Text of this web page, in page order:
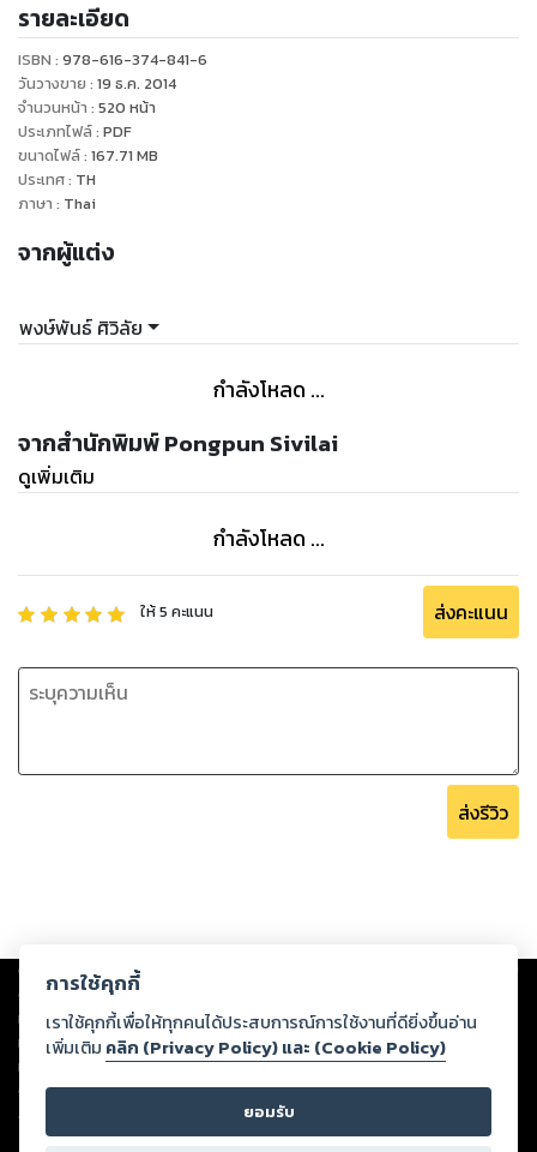
รายละเอียด
ISBN : 978-616-374-841-6
วันวางขาย : 19 ธ.ค. 2014
จำนวนหน้า : 520 หน้า
ประเภทไฟล์: PDF
ขนาดไฟล์: 167.71 MB
ประเทศ: TH
ภาษา : Thai
จากผู้แต่ง
พงษ์พันธ์ ศิวิลัย
กำลังโหลด ...
จากสำนักพิมพ์ Pongpun Sivilai
ดูเพิ่มเติม
กำลังโหลด ...
ให้5 คะแนน ส่งคะแนน
ส่งรีวิว
Copyright © 2026
ต่อผลงานหรือเนื้อหาใดที่อัปโหลดผ่านเว็บไซต์และปรากฏว่าละเมิดสิทธิใน
ทรัพย์สินทางปัญญาของบุคคลอื่นหรือขัดต่อกฎหมายและศีลธรรม ดังนั้น ผู้อ่าน
ทุกท่านโปรดใช้วิจารณญาณในการกลั่นกรองด้วยตนเอง และหากท่านพบว่าส่วน
หนึ่งส่วนใดขัดต่อกฎหมายและศีลธรรม กรุณาแจ้งมายังบริษัท เพื่อทีมงานจะได้
ดำเนินการในทันที ทั้งนี้ ทางสตอรี่ล็อกขอสงวนลิขสิทธิ์ตามพระราชบัญญัติ
ลิขสิทธิ์ พ.ศ. 2537 (ฉบับล่าสุด)
การใช้คุกกี้
เราใช้คุกกี้เพื่อให้ทุกคนได้ประสบการณ์การใช้งานที่ดียิ่งขึ้นอ่าน
เพิ่มเติม คลิก (Privacy Policy) และ (Cookie Policy)
ยอมรับ